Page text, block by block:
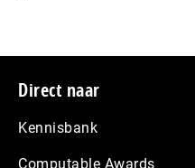
Footer
Direct naar
Kennisbank
Computable Awards